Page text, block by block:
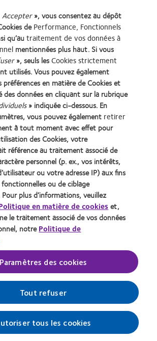
- Publicité sur les
sociaux
aide les magasins d'optique à
sur les réseaux sociaux,
sur les marques qu'ils vendent en
magasin.
ceci en publiant des campagnes
hyper-locales sur les pages des
à la demande des marques.
Accepter», vous consentez au dépôt
dePerformance, Fonctionnels
qu’autraitement de vos données à
mentionnées plus haut. Si vous
», seuls lesCookies strictement
utilisés. Vous pouvez également
préférences en matière de Cookies et
données en cliquant sur la rubrique
» indiquée ci-dessous. En
vous pouvez également retirer
à tout moment avec effet pour
des Cookies, votre
référence au traitement associé de
personnel (p. ex., vos intérêts,
ou votre adresse IP) aux fins
ou de ciblage
plus d’informations, veuillez
en matière de cookieset,
le traitement associé de vos données
notrePolitique de
Paramètres des cookies
Tout refuser
tous les cookies